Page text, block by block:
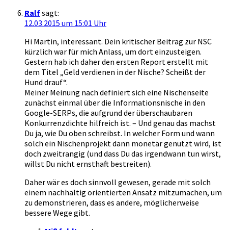
Ralfsagt:
12.03.2015 um 15:01 Uhr
Hi Martin, interessant. Dein kritischer Beitrag zur NSC
kürzlich war für mich Anlass, um dort einzusteigen.
Gestern hab ich daher den ersten Report erstellt mit
dem Titel „Geld verdienen in der Nische? Scheißt der
Hund drauf“.
Meiner Meinung nach definiert sich eine Nischenseite
zunächst einmal über die Informationsnische in den
Google-SERPs, die aufgrund der überschaubaren
Konkurrenzdichte hilfreich ist. – Und genau das machst
Du ja, wie Du oben schreibst. In welcher Form und wann
solch ein Nischenprojekt dann monetär genutzt wird, ist
doch zweitrangig (und dass Du das irgendwann tun wirst,
willst Du nicht ernsthaft bestreiten).
Daher wär es doch sinnvoll gewesen, gerade mit solch
einem nachhaltig orientierten Ansatz mitzumachen, um
zu demonstrieren, dass es andere, möglicherweise
bessere Wege gibt.